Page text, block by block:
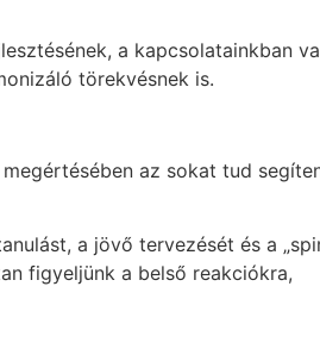
a kapcsolatainkban
törekvésnek is.
az sokat tud
a jövő tervezését és a
figyeljünk a belső reakciókra,